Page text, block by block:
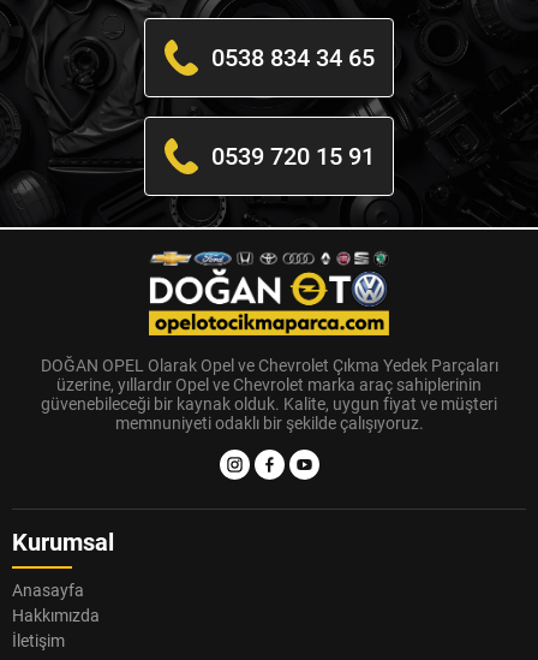
0538 834 34 65
0539 720 15 91
DOĞAN OPEL Olarak Opel ve Chevrolet Çıkma Yedek Parçaları
üzerine, yıllardır Opel ve Chevrolet marka araç sahiplerinin
güvenebileceği bir kaynak olduk. Kalite, uygun fiyat ve müşteri
memnuniyeti odaklı bir şekilde çalışıyoruz.
Kurumsal
Anasayfa
Hakkımızda
İletişim